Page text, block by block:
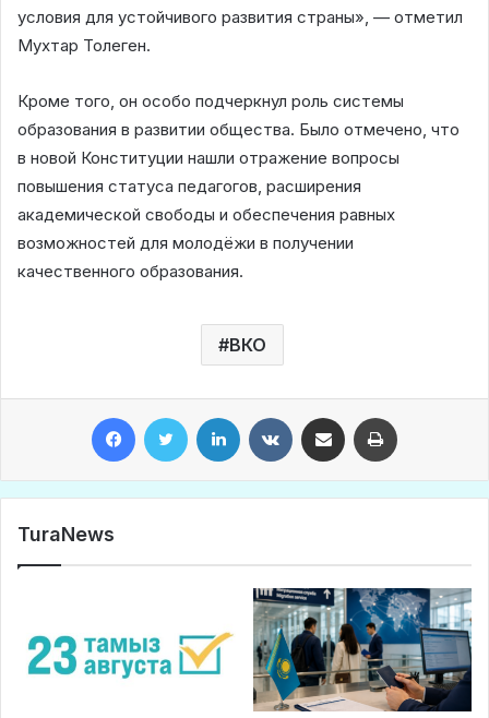
условия для устойчивого развития страны», — отметил
Мухтар Толеген.
Кроме того, он особо подчеркнул роль системы
образования в развитии общества. Было отмечено, что
в новой Конституции нашли отражение вопросы
повышения статуса педагогов, расширения
академической свободы и обеспечения равных
возможностей для молодёжи в получении
качественного образования.
ВКО
TuraNews